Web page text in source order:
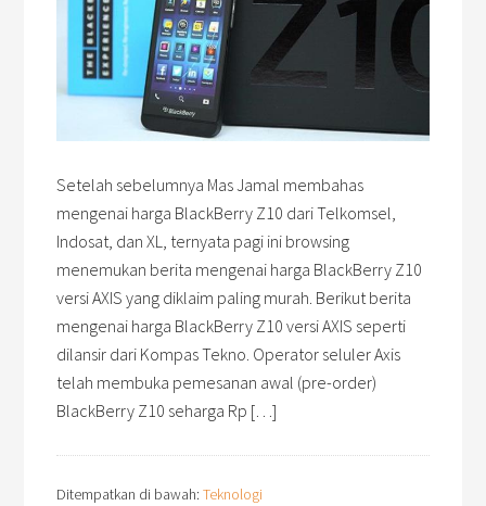
Setelah sebelumnya Mas Jamal membahas
mengenai harga BlackBerry Z10 dari Telkomsel,
Indosat, dan XL, ternyata pagi ini browsing
menemukan berita mengenai harga BlackBerry Z10
versi AXIS yang diklaim paling murah. Berikut berita
mengenai harga BlackBerry Z10 versi AXIS seperti
dilansir dari Kompas Tekno. Operator seluler Axis
telah membuka pemesanan awal (pre-order)
BlackBerry Z10 seharga Rp […]
Ditempatkan di bawah:Teknologi